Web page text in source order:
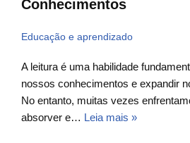
Conhecimentos
Educação e aprendizado
A leitura é uma habilidade
nossos conhecimentos e expandir
No entanto, muitas vezes
absorver e… Leia mais »